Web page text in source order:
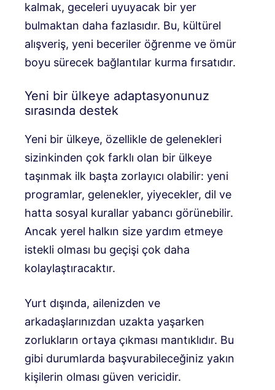
kalmak, geceleri uyuyacak bir yer
bulmaktan daha fazlasıdır. Bu, kültürel
alışveriş, yeni beceriler öğrenme ve ömür
boyu sürecek bağlantılar kurma fırsatıdır.
Yeni bir ülkeye adaptasyonunuz
sırasında destek
Yeni bir ülkeye, özellikle de gelenekleri
sizinkinden çok farklı olan bir ülkeye
taşınmak ilk başta zorlayıcı olabilir: yeni
programlar, gelenekler, yiyecekler, dil ve
hatta sosyal kurallar yabancı görünebilir.
Ancak yerel halkın size yardım etmeye
istekli olması bu geçişi çok daha
kolaylaştıracaktır.
Yurt dışında, ailenizden ve
arkadaşlarınızdan uzakta yaşarken
zorlukların ortaya çıkması mantıklıdır. Bu
gibi durumlarda başvurabileceğiniz yakın
kişilerin olması güven vericidir.